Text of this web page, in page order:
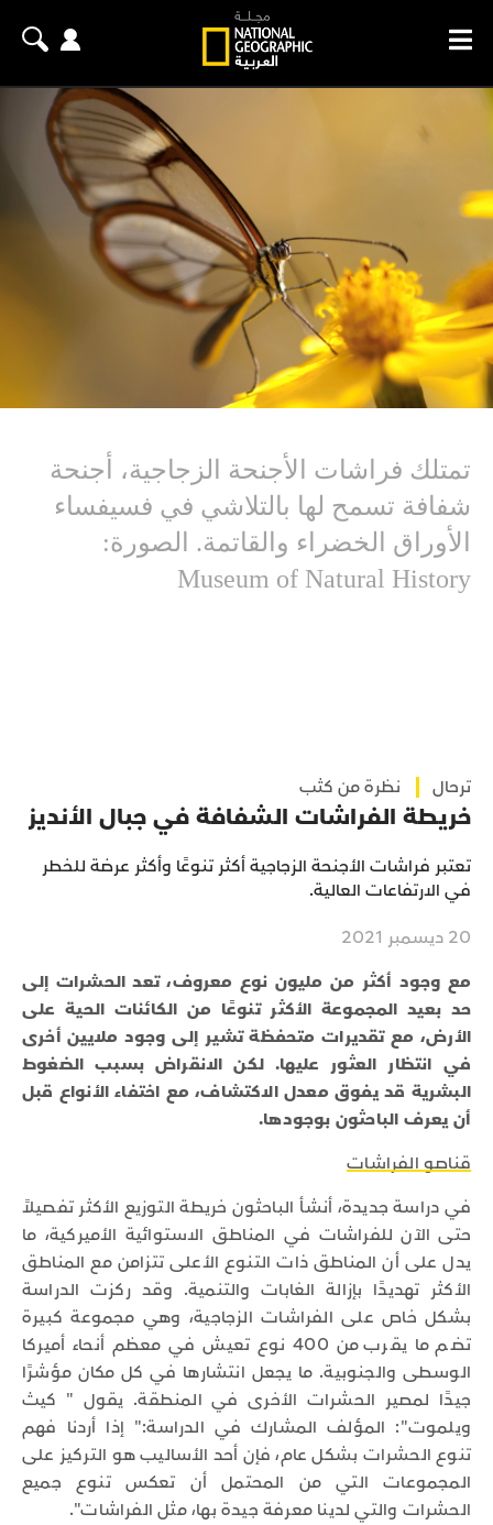
تمتلك فراشات الأجنحة الزجاجية، أجنحة
شفافة تسمح لها بالتلاشي في فسيفساء
الأوراق الخضراء والقاتمة. الصورة:
Museum of Natural History
ترحال نظرة من كثب
خريطة الفراشات الشفافة في جبال الأنديز
تعتبر فراشات الأجنحة الزجاجية أكثر تنوعًا وأكثر عرضة للخطر
في الارتفاعات العالية.
20 ديسمبر 2021
مع وجود أكثر من مليون نوع معروف، تعد الحشرات إلى
حد بعيد المجموعة الأكثر تنوعًا من الكائنات الحية على
الأرض، مع تقديرات متحفظة تشير إلى وجود ملايين أخرى
في انتظار العثور عليها. لكن الانقراض بسبب الضغوط
البشرية قد يفوق معدل الاكتشاف، مع اختفاء الأنواع قبل
أن يعرف الباحثون بوجودها.
قناصو الفراشات
في دراسة جديدة، أنشأ الباحثون خريطة التوزيع الأكثر تفصيلاً
حتى الآن للفراشات في المناطق الاستوائية الأميركية، ما
يدل على أن المناطق ذات التنوع الأعلى تتزامن مع المناطق
الأكثر تهديدًا بإزالة الغابات والتنمية. وقد ركزت الدراسة
بشكل خاص على الفراشات الزجاجية، وهي مجموعة كبيرة
تضم ما يقرب من 400 نوع تعيش في معظم أنحاء أميركا
الوسطى والجنوبية. ما يجعل انتشارها في كل مكان مؤشرًا
جيدًا لمصير الحشرات الأخرى في المنطقة. يقول " كيث
ويلموت": المؤلف المشارك في الدراسة:" إذا أردنا فهم
تنوع الحشرات بشكل عام، فإن أحد الأساليب هو التركيز على
المجموعات التي من المحتمل أن تعكس تنوع جميع
الحشرات والتي لدينا معرفة جيدة بها، مثل الفراشات".